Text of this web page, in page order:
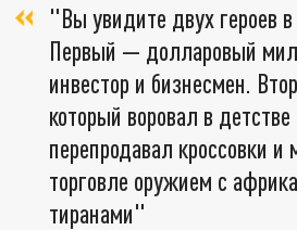
"Вы увидите двух героев
Первый — долларовый
инвестор и бизнесмен.
который воровал в
перепродавал кроссовки и
торговле оружием с
тиранами"